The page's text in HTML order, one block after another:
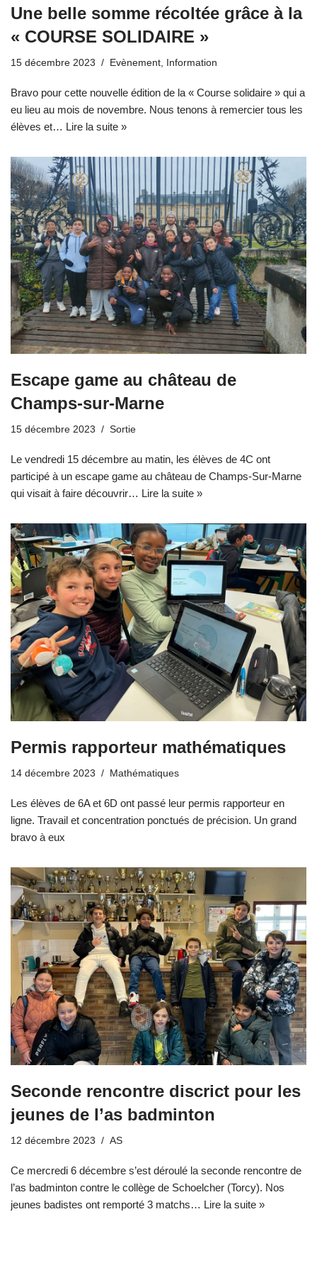
Une belle somme récoltée grâce à la
« COURSE SOLIDAIRE »
15 décembre 2023 Evènement Information
Bravo pour cette nouvelle édition de la « Course solidaire » qui a
eu lieu au mois de novembre. Nous tenons à remercier tous les
élèves et… Lire la suite »
Escape game au château de
Champs-sur-Marne
15 décembre 2023 Sortie
Le vendredi 15 décembre au matin, les élèves de 4C ont
participé à un escape game au château de Champs-Sur-Marne
qui visait à faire découvrir… Lire la suite »
Permis rapporteur mathématiques
14 décembre 2023 Mathématiques
Les élèves de 6A et 6D ont passé leur permis rapporteur en
ligne. Travail et concentration ponctués de précision. Un grand
bravo à eux
Seconde rencontre discrict pour les
jeunes de l’as badminton
12 décembre 2023 AS
Ce mercredi 6 décembre s’est déroulé la seconde rencontre de
l’as badminton contre le collège de Schoelcher (Torcy). Nos
jeunes badistes ont remporté 3 matchs… Lire la suite »